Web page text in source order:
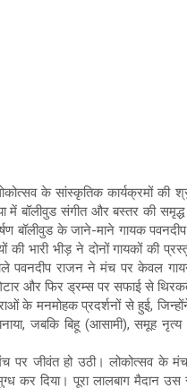
के सांस्कृतिक कार्यक्रमों
में बॉलीवुड संगीत और बस्तर की
बॉलीवुड के जाने-माने गायक
की भारी भीड़ ने दोनों गायकों की
पवनदीप राजन ने मंच पर केवल
और फिर ड्रम्स पर सफाई से
मनमोहक प्रदर्शनों से हुई,
जबकि बिहू (आसामी), समूह
पर जीवंत हो उठी। लोकोत्सव
कर दिया। पूरा लालबाग मैदान